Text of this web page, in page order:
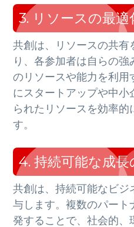
3. リソースの最適
共創は、リソースの共有
り、各参加者は自らの
のリソースや能力を利
にスタートアップや中小
られたリソースを効率的
す。
4. 持続可能な成長
共創は、持続可能なビジ
与します。複数のパート
発することで、社会的、